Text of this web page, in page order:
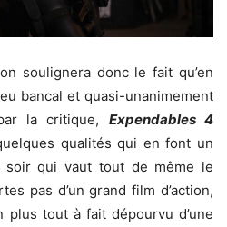
soulignera donc le fait qu’en
bancal et quasi-unanimement
la critique, Expendables 4
qualités qui en font un
soir qui vaut tout de même le
pas d’un grand film d’action,
plus tout à fait dépourvu d’une